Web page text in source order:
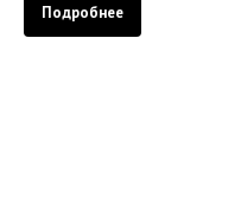
Подробнее